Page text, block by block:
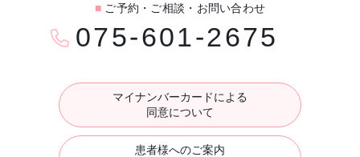
■ ご予約・ご相談・お問い合わせ
075-601-2675
マイナンバーカードによる
同意について
患者様へのご案内